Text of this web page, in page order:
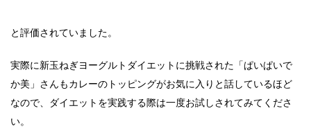
と評価されていました。
実際に新玉ねぎヨーグルトダイエットに挑戦された「ぱいぱいで
か美」さんもカレーのトッピングがお気に入りと話しているほど
なので、ダイエットを実践する際は一度お試しされてみてくださ
い。